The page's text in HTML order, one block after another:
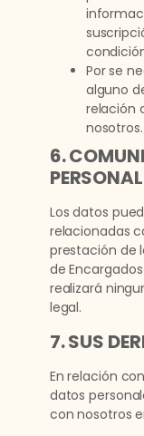
Por se
alguno
relación
nosotros.
6.
Los datos
relacionadas
prestación de
de
realizará
legal.
7. SUS
En relación
datos
con nosotros